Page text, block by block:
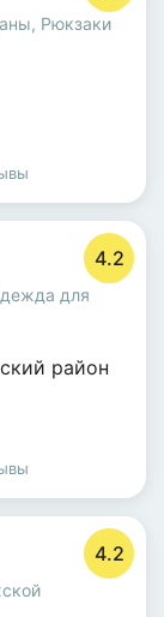
, Рюкзаки
4.2
для
район
4.2